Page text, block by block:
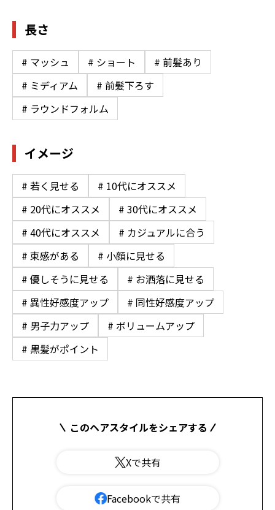
長さ
# マッシュ # ショート
# 前髪あり
# ミディアム
# 前髪下ろす
# ラウンドフォルム
イメージ
# 若く見せる
# 10代にオススメ
# 20代にオススメ
# 30代にオススメ
# 40代にオススメ
# カジュアルに合う
# 束感がある
# 小顔に見せる
# 優しそうに見せる
# お洒落に見せる
# 異性好感度アップ
# 同性好感度アップ
# 男子力アップ
# ボリュームアップ
# 黒髪がポイント
このヘアスタイルをシェアする
Xで共有
Facebookで共有